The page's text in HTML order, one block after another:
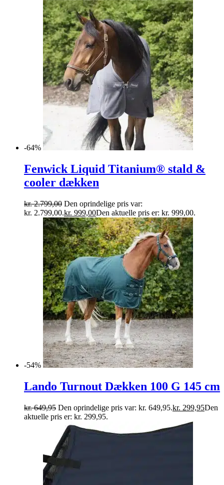
-64%
Fenwick Liquid Titanium® stald &
cooler dækken
kr.2.799,00 Den oprindelige pris var:
kr. 2.799,00.kr. 999,00Den aktuelle pris er: kr. 999,00.
-54%
Lando Turnout Dækken 100 G 145 cm
kr.649,95 Den oprindelige pris var: kr. 649,95.kr. 299,95Den
aktuelle pris er: kr. 299,95.